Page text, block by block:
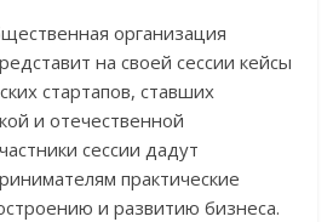
организация
на своей сессии кейсы
стартапов, ставших
и отечественной
сессии дадут
практические
и развитию бизнеса.